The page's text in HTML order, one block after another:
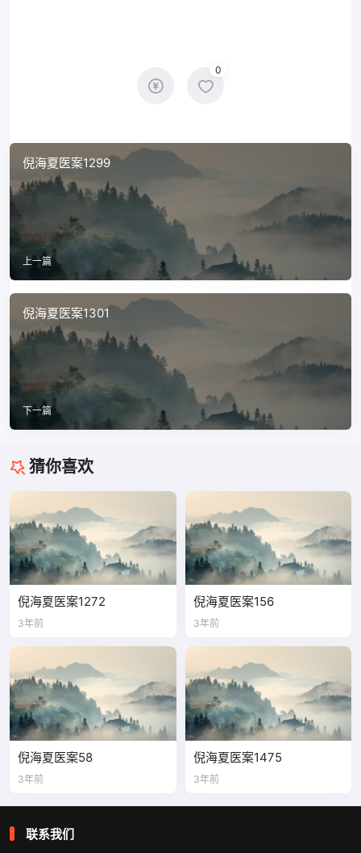
0
倪海夏医案1299
上一篇
倪海夏医案1301
下一篇
猜你喜欢
倪海夏医案1272
3年前
倪海夏医案156
3年前
倪海夏医案58
3年前
倪海夏医案1475
3年前
联系我们